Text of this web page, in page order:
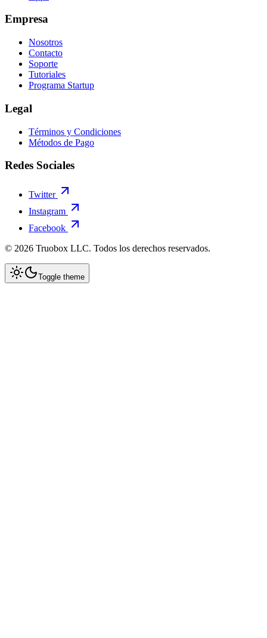
Empresa
Nosotros
Contacto
Soporte
Tutoriales
Programa Startup
Legal
Términos y Condiciones
Métodos de Pago
Redes Sociales
Twitter
Instagram
Facebook
© 2026 Truobox LLC. Todos los derechos reservados.
Toggle theme